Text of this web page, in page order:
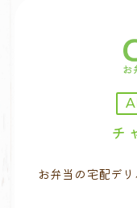
チ
お弁当の宅配デ